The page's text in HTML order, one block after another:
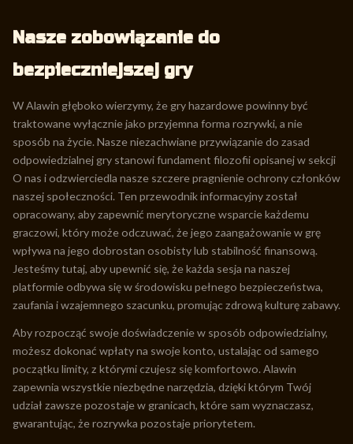
Nasze zobowiązanie do
bezpieczniejszej gry
W Alawin głęboko wierzymy, że gry hazardowe powinny być
traktowane wyłącznie jako przyjemna forma rozrywki, a nie
sposób na życie. Nasze niezachwiane przywiązanie do zasad
odpowiedzialnej gry stanowi fundament filozofii opisanej w sekcji
O nas i odzwierciedla nasze szczere pragnienie ochrony członków
naszej społeczności. Ten przewodnik informacyjny został
opracowany, aby zapewnić merytoryczne wsparcie każdemu
graczowi, który może odczuwać, że jego zaangażowanie w grę
wpływa na jego dobrostan osobisty lub stabilność finansową.
Jesteśmy tutaj, aby upewnić się, że każda sesja na naszej
platformie odbywa się w środowisku pełnego bezpieczeństwa,
zaufania i wzajemnego szacunku, promując zdrową kulturę zabawy.
Aby rozpocząć swoje doświadczenie w sposób odpowiedzialny,
możesz dokonać wpłaty na swoje konto, ustalając od samego
początku limity, z którymi czujesz się komfortowo. Alawin
zapewnia wszystkie niezbędne narzędzia, dzięki którym Twój
udział zawsze pozostaje w granicach, które sam wyznaczasz,
gwarantując, że rozrywka pozostaje priorytetem.